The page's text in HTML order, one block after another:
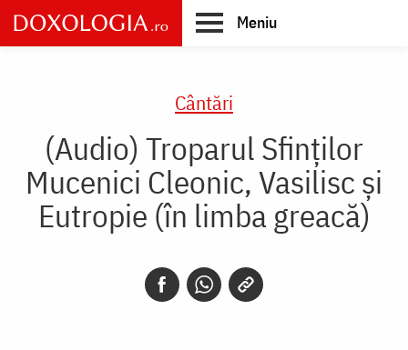
Skip
to
main
Meniu
Cântări
(Audio) Troparul Sfinților
Mucenici Cleonic, Vasilisc și
Eutropie (în limba greacă)